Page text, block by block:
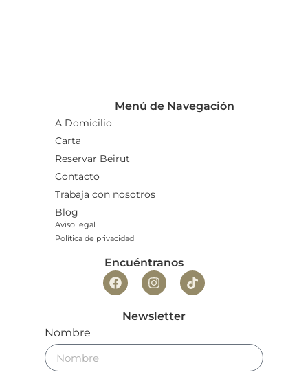
Menú de Navegación
A Domicilio
Carta
Reservar Beirut
Contacto
Trabaja con nosotros
Blog
Aviso legal
Política de privacidad
Encuéntranos
Newsletter
Nombre